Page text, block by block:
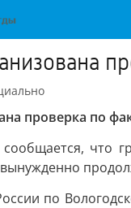
проверка по
что
по